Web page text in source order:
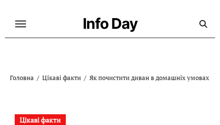
Info Day
Головна Цікаві факти Як почистити диван в домашніх умовах
Цікаві факти